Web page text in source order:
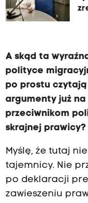
A skąd ta
polityce
po prostu
argumenty już na
przeciwnikom
skrajnej prawicy?
Myślę, że tutaj
tajemnicy. Nie
po deklaracji
zawieszeniu